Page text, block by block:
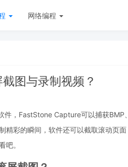
网络编程
图与录制视频？
，FastStone Capture可以捕获BMP
精彩的瞬间，软件还可以截取滚动页
吧。